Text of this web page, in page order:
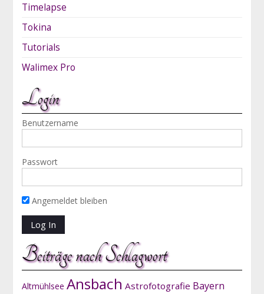
Timelapse
Tokina
Tutorials
Walimex Pro
Login
Benutzername
Passwort
Angemeldet bleiben
Beiträge nach Schlagwort
Altmühlsee Ansbach Astrofotografie Bayern